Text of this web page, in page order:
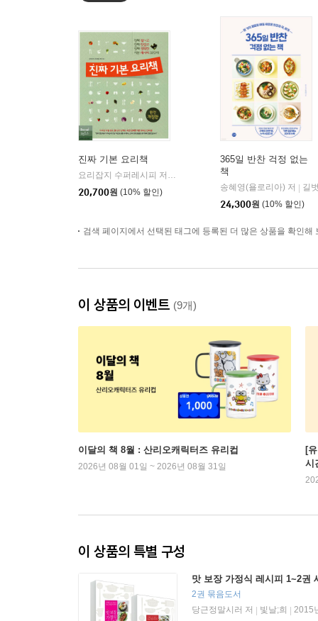
진짜 기본 요리책
요리잡지 수퍼레시피 저
| 레시피팩토리(단행)
20,700원 (10% 할인)
365일 반찬 걱정 없는
책
송혜영(욜로리아) 저
길
24,300원 (10% 할인)
검색 페이지에서 선택된 태그에 등록된 더 많은 상품을 확인해
이 상품의 이벤트 (9개)
이달의 책 8월 : 산리오캐릭터즈 유리컵
2026년 08월 01일 ~ 2026년 08월 31일
[
시
이 상품의 특별 구성
맛 보장 가정식 레시피 1~2권
2권 묶음도서
당근정말시러 저
빛날;희 2015